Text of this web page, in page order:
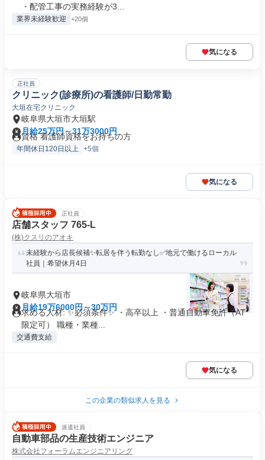
・配管工事の実務経験が3...
業界未経験歓迎 +20個
気になる
正社員
クリニック(診療所)の看護師/日勤常勤
大垣在宅クリニック
岐阜県大垣市大垣駅
月給25万円～31万3000円
資格 看護師資格をお持ちの方
年間休日120日以上 +5個
気になる
正社員
店舗スタッフ 765-L
(株)クスリのアオキ
未経験から店長候補✨転居を伴う転勤なし✅地元で働けるローカル
社員｜希望休月4日
岐阜県大垣市
月給19万6000円～30万円
求める人材: ✨必須条件✨ ・高卒以上 ・普通自動車免許（AT
限定可） 職種・業種...
交通費支給
気になる
この企業の類似求人を見る
派遣社員
自動車部品の生産技術エンジニア
株式会社フォーラムエンジニアリング